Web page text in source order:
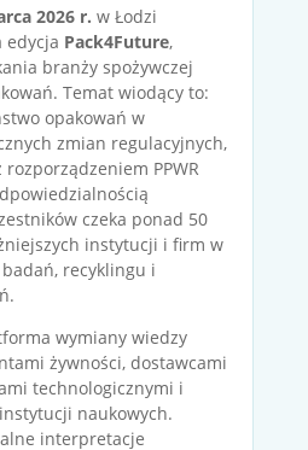
2026 r. w Łodzi
edycja Pack4Future,
branży spożywczej
Temat wiodący to:
opakowań w
zmian regulacyjnych,
PPWR
czeka ponad 50
instytucji i firm w
recyklingu i
wymiany wiedzy
żywności, dostawcami
technologicznymi i
naukowych.
interpretacje